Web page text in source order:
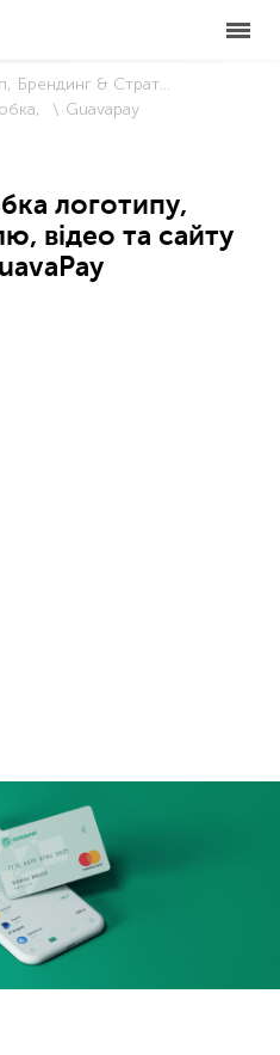
Брендинг & Стратегія
Guavapay
логотипу,
відео та сайту